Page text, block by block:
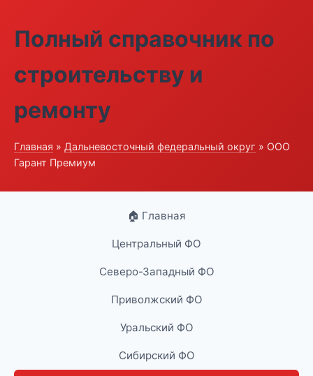
Полный справочник по
строительству и
ремонту
Главная » Дальневосточный федеральный округ » ООО
Гарант Премиум
🏠 Главная
Центральный ФО
Северо-Западный ФО
Приволжский ФО
Уральский ФО
Сибирский ФО